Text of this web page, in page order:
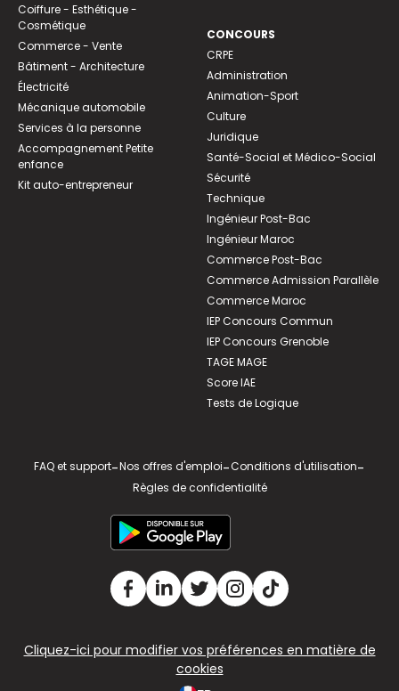
Coiffure - Esthétique -
Cosmétique
Commerce - Vente
Bâtiment - Architecture
Électricité
Mécanique automobile
Services à la personne
Accompagnement Petite
enfance
Kit auto-entrepreneur
CONCOURS
CRPE
Administration
Animation-Sport
Culture
Juridique
Santé-Social et Médico-Social
Sécurité
Technique
Ingénieur Post-Bac
Ingénieur Maroc
Commerce Post-Bac
Commerce Admission Parallèle
Commerce Maroc
IEP Concours Commun
IEP Concours Grenoble
TAGE MAGE
Score IAE
Tests de Logique
FAQ et support-Nos offres d'emploi-Conditions d'utilisation-
Règles de confidentialité
Cliquez-ici pour modifier vos préférences en matière de
cookies